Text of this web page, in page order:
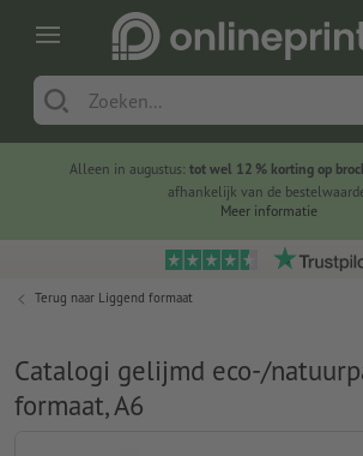
Alleen in augustus: tot wel 12 % korting op
afhankelijk van de
Meer informatie
Terug naar Liggend formaat
Catalogi gelijmd eco-/
formaat, A6